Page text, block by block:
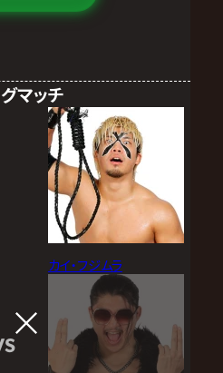
マッチ
カイ・フジムラ